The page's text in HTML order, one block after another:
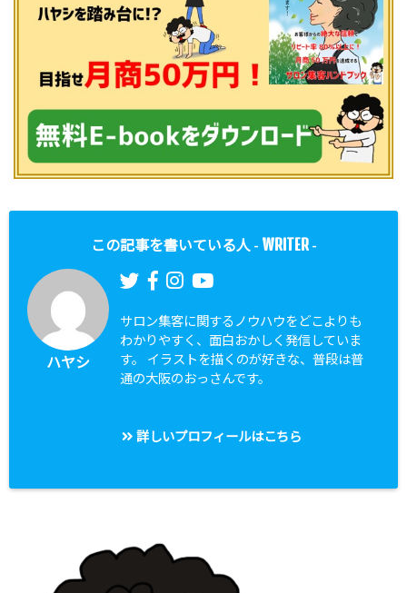
この記事を書いている人 - WRITER-
ハヤシ
サロン集客に関するノウハウをどこよりも
わかりやすく、面白おかしく発信していま
す。 イラストを描くのが好きな、普段は普
通の大阪のおっさんです。
詳しいプロフィールはこちら